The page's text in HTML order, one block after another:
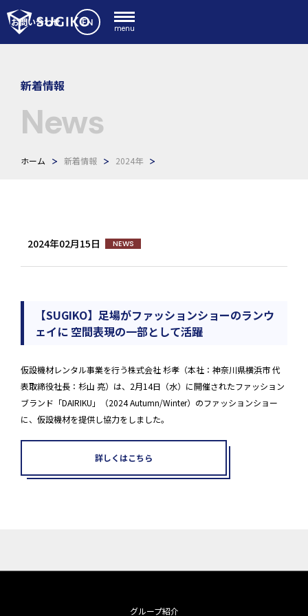
お問い合わせ EN menu
新着情報
News
ホーム 新着情報 2024年
2024年02月15日 NEWS
【SUGIKO】足場がファッションショーのランウ
ェイに 空間表現の一部として活躍
仮設機材レンタル事業を行う株式会社 杉孝（本社：神奈川県横浜市 代
表取締役社長：杉山 亮）は、2月14日（水）に開催されたファッション
ブランド「DAIRIKU」（2024 Autumn/Winter）のファッションショー
に、仮設機材を提供し協力をしました。
詳しくはこちら
グループ紹介